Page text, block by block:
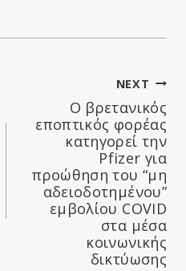
NEXT
Ο βρετανικός
εποπτικός φορέας
κατηγορεί την
Pfizer για
προώθηση του “μη
αδειοδοτημένου”
εμβολίου COVID
στα μέσα
κοινωνικής
δικτύωσης